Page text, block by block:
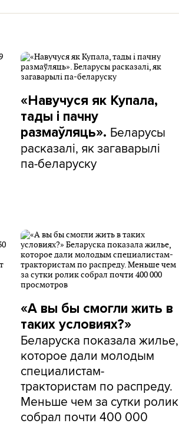
«Навучуся як Купала,
тады і пачну
размаўляць». Беларусы
расказалі, як загаварылі
па-беларуску
«А вы бы смогли жить в
таких условиях?»
Беларуска показала жилье,
которое дали молодым
специалистам-
трактористам по распреду.
Меньше чем за сутки ролик
собрал почти 400 000